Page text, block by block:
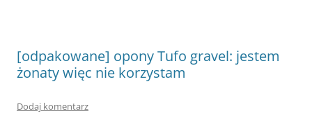
[odpakowane] opony Tufo gravel: jestem
żonaty więc nie korzystam
Dodaj komentarz